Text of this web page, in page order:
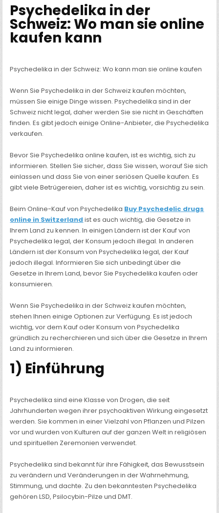
Psychedelika in der
Schweiz: Wo man sie online
kaufen kann
Psychedelika in der Schweiz: Wo kann man sie online kaufen
Wenn Sie Psychedelika in der Schweiz kaufen möchten,
müssen Sie einige Dinge wissen. Psychedelika sind in der
Schweiz nicht legal, daher werden Sie sie nicht in Geschäften
finden. Es gibt jedoch einige Online-Anbieter, die Psychedelika
verkaufen.
Bevor Sie Psychedelika online kaufen, ist es wichtig, sich zu
informieren. Stellen Sie sicher, dass Sie wissen, worauf Sie sich
einlassen und dass Sie von einer seriösen Quelle kaufen. Es
gibt viele Betrügereien, daher ist es wichtig, vorsichtig zu sein.
Beim Online-Kauf von Psychedelika Buy Psychedelic drugs
online in Switzerland ist es auch wichtig, die Gesetze in
Ihrem Land zu kennen. In einigen Ländern ist der Kauf von
Psychedelika legal, der Konsum jedoch illegal. In anderen
Ländern ist der Konsum von Psychedelika legal, der Kauf
jedoch illegal. Informieren Sie sich unbedingt über die
Gesetze in Ihrem Land, bevor Sie Psychedelika kaufen oder
konsumieren.
Wenn Sie Psychedelika in der Schweiz kaufen möchten,
stehen Ihnen einige Optionen zur Verfügung. Es ist jedoch
wichtig, vor dem Kauf oder Konsum von Psychedelika
gründlich zu recherchieren und sich über die Gesetze in Ihrem
Land zu informieren.
1) Einführung
Psychedelika sind eine Klasse von Drogen, die seit
Jahrhunderten wegen ihrer psychoaktiven Wirkung eingesetzt
werden. Sie kommen in einer Vielzahl von Pflanzen und Pilzen
vor und wurden von Kulturen auf der ganzen Welt in religiösen
und spirituellen Zeremonien verwendet.
Psychedelika sind bekannt für ihre Fähigkeit, das Bewusstsein
zu verändern und Veränderungen in der Wahrnehmung,
Stimmung, und dachte. Zu den bekanntesten Psychedelika
gehören LSD, Psilocybin-Pilze und DMT.